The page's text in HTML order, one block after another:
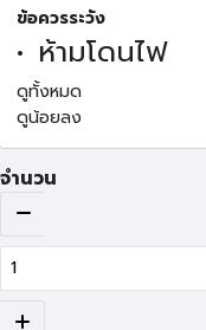
ข้อควรระวัง
ห้ามโดนไฟ
ดูทั้งหมด
ดูน้อยลง
จำนวน